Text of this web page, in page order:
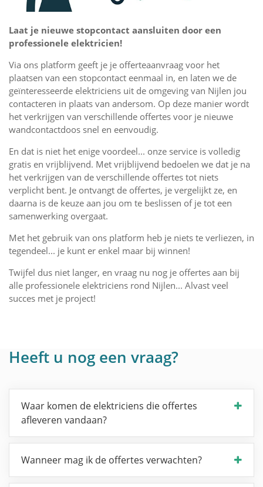
Laat je nieuwe stopcontact aansluiten door een
professionele elektricien!
Via ons platform geeft je je offerteaanvraag voor het
plaatsen van een stopcontact eenmaal in, en laten we de
geïnteresseerde elektriciens uit de omgeving van Nijlen jou
contacteren in plaats van andersom. Op deze manier wordt
het verkrijgen van verschillende offertes voor je nieuwe
wandcontactdoos snel en eenvoudig.
En dat is niet het enige voordeel... onze service is volledig
gratis en vrijblijvend. Met vrijblijvend bedoelen we dat je na
het verkrijgen van de verschillende offertes tot niets
verplicht bent. Je ontvangt de offertes, je vergelijkt ze, en
daarna is de keuze aan jou om te beslissen of je tot een
samenwerking overgaat.
Met het gebruik van ons platform heb je niets te verliezen, in
tegendeel... je kunt er enkel maar bij winnen!
Twijfel dus niet langer, en vraag nu nog je offertes aan bij
alle professionele elektriciens rond Nijlen... Alvast veel
succes met je project!
Heeft u nog een vraag?
Waar komen de elektriciens die offertes
afleveren vandaan?
Wanneer mag ik de offertes verwachten?